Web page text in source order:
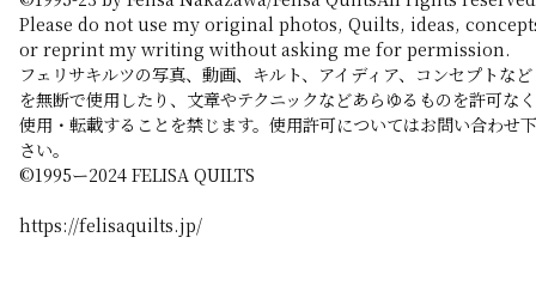
Please do not use my original photos, Quilts, ideas,
or reprint my writing without asking me for permission.
フェリサキルツの写真、動画、キルト、アイディア、コンセプトなど
を無断で使用したり、文章やテクニックなどあらゆるものを許可なく
使用・転載することを禁じます。使用許可についてはお問い合わせ下
さい。
©️1995ー2024 FELISA QUILTS
https://felisaquilts.jp/